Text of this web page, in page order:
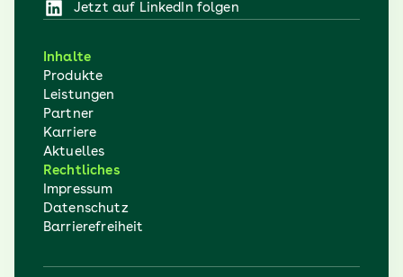
Jetzt auf LinkedIn folgen
(öffnet sich in einem neuen Fenster)
Inhalte
Produkte
Leistungen
Partner
Karriere
Aktuelles
Rechtliches
Impressum
Datenschutz
Barrierefreiheit